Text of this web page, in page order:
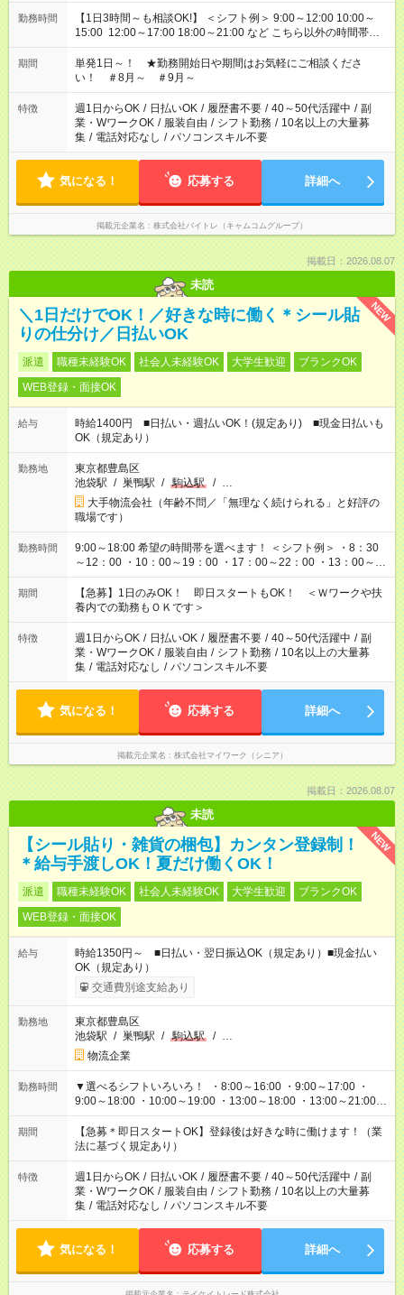
勤務時間
【1日3時間～も相談OK!】 ＜シフト例＞ 9:00～12:00 10:00～
15:00 12:00～17:00 18:00～21:00 など こちら以外の時間帯も
お気軽にご相談ください！
期間
単発1日～！ ★勤務開始日や期間はお気軽にご相談くださ
い！ ＃8月～ ＃9月～
特徴 週1日からOK / 日払いOK / 履歴書不要 / 40～50代活躍中 / 副
業・WワークOK / 服装自由 / シフト勤務 / 10名以上の大量募
集 / 電話対応なし / パソコンスキル不要
気になる！ 応募する 詳細へ
掲載元企業名 株式会社バイトレ（キャムコムグループ）
掲載日：2026.08.07
未読
NEW
＼1日だけでOK！／好きな時に働く＊シール貼
りの仕分け／日払いOK
派遣 職種未経験OK 社会人未経験OK 大学生歓迎
ブランクOK
WEB登録・面接OK
給与
時給1400円 ■日払い・週払いOK！(規定あり) ■現金日払いも
OK（規定あり）
勤務地
東京都豊島区
池袋駅 / 巣鴨駅 / 駒込駅 / …
大手物流会社（年齢不問／「無理なく続けられる」と好評の
職場です）
勤務時間
9:00～18:00 希望の時間帯を選べます！ ＜シフト例＞ ・8：30
～12：00 ・10：00～19：00 ・17：00～22：00 ・13：00～
22：00 ・22：00～翌6：00 など
期間
【急募】1日のみOK！ 即日スタートもOK！ ＜Ｗワークや扶
養内での勤務もＯＫです＞
特徴 週1日からOK / 日払いOK / 履歴書不要 / 40～50代活躍中 / 副
業・WワークOK / 服装自由 / シフト勤務 / 10名以上の大量募
集 / 電話対応なし / パソコンスキル不要
気になる！ 応募する 詳細へ
掲載元企業名 株式会社マイワーク（シニア）
掲載日：2026.08.07
未読
NEW
【シール貼り・雑貨の梱包】カンタン登録制！
＊給与手渡しOK！夏だけ働くOK！
派遣 職種未経験OK 社会人未経験OK 大学生歓迎
ブランクOK
WEB登録・面接OK
給与
時給1350円～ ■日払い・翌日振込OK（規定あり）■現金払い
OK（規定あり）
交通費別途支給あり
勤務地
東京都豊島区
池袋駅 / 巣鴨駅 / 駒込駅 / …
物流企業
勤務時間
▼選べるシフトいろいろ！ ・8:00～16:00 ・9:00～17:00 ・
9:00～18:00 ・10:00～19:00 ・13:00～18:00 ・13:00～21:00
・22:00～翌6:00 など 上記以外の時間で相談可能なお仕事も！
あなたの希望を教えてください！
期間
【急募＊即日スタートOK】登録後は好きな時に働けます！（業
法に基づく規定あり）
特徴 週1日からOK / 日払いOK / 履歴書不要 / 40～50代活躍中 / 副
業・WワークOK / 服装自由 / シフト勤務 / 10名以上の大量募
集 / 電話対応なし / パソコンスキル不要
気になる！ 応募する 詳細へ